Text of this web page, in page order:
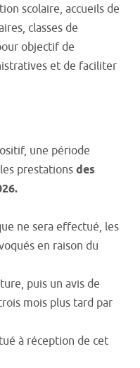
scolaire, accueils de
classes de
objectif de
et de faciliter
une période
prestations des
ne sera effectué, les
en raison du
puis un avis de
mois plus tard par
à réception de cet